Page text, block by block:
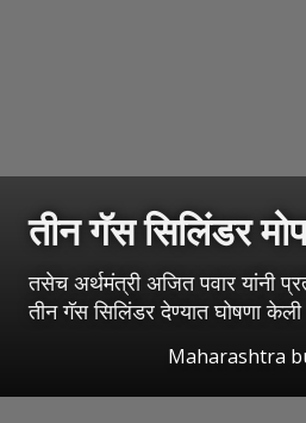
तीन गॅस सिलिंडर
तसेच अर्थमंत्री अजित पवार यांनी
तीन गॅस सिलिंडर देण्यात घोषणा केली
Maharashtra